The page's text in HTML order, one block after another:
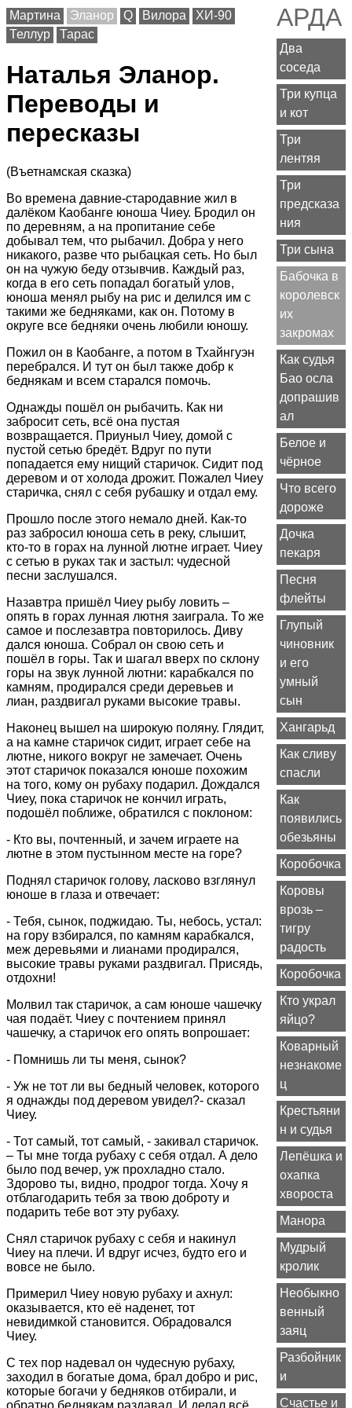
АРДА
Два
соседа
Три купца
и кот
Три
лентяя
Три
предсказа
ния
Три сына
Бабочка в
королевск
их
закромах
Как судья
Бао осла
допрашив
ал
Белое и
чёрное
Что всего
дороже
Дочка
пекаря
Песня
флейты
Глупый
чиновник
и его
умный
сын
Хангарьд
Как сливу
спасли
Как
появились
обезьяны
Коробочка
Коровы
врозь –
тигру
радость
Коробочка
Кто украл
яйцо?
Коварный
незнакоме
ц
Крестьяни
н и судья
Лепёшка и
охапка
хвороста
Манора
Мудрый
кролик
Необыкно
венный
заяц
Разбойник
и
Счастье и
Мартина Эланор Q Вилора
ХИ-90
Теллур
Тарас
Наталья Эланор.
Переводы и
пересказы
(Въетнамская сказка)
Во времена давние-стародавние жил в
далёком Каобанге юноша Чиеу. Бродил он
по деревням, а на пропитание себе
добывал тем, что рыбачил. Добра у него
никакого, разве что рыбацкая сеть. Но был
он на чужую беду отзывчив. Каждый раз,
когда в его сеть попадал богатый улов,
юноша менял рыбу на рис и делился им с
такими же бедняками, как он. Потому в
округе все бедняки очень любили юношу.
Пожил он в Каобанге, а потом в Тхайнгуэн
перебрался. И тут он был также добр к
беднякам и всем старался помочь.
Однажды пошёл он рыбачить. Как ни
забросит сеть, всё она пустая
возвращается. Приуныл Чиеу, домой с
пустой сетью бредёт. Вдруг по пути
попадается ему нищий старичок. Сидит под
деревом и от холода дрожит. Пожалел Чиеу
старичка, снял с себя рубашку и отдал ему.
Прошло после этого немало дней. Как-то
раз забросил юноша сеть в реку, слышит,
кто-то в горах на лунной лютне играет. Чиеу
с сетью в руках так и застыл: чудесной
песни заслушался.
Назавтра пришёл Чиеу рыбу ловить –
опять в горах лунная лютня заиграла. То же
самое и послезавтра повторилось. Диву
дался юноша. Собрал он свою сеть и
пошёл в горы. Так и шагал вверх по склону
горы на звук лунной лютни: карабкался по
камням, продирался среди деревьев и
лиан, раздвигал руками высокие травы.
Наконец вышел на широкую поляну. Глядит,
а на камне старичок сидит, играет себе на
лютне, никого вокруг не замечает. Очень
этот старичок показался юноше похожим
на того, кому он рубаху подарил. Дождался
Чиеу, пока старичок не кончил играть,
подошёл поближе, обратился с поклоном:
- Кто вы, почтенный, и зачем играете на
лютне в этом пустынном месте на горе?
Поднял старичок голову, ласково взглянул
юноше в глаза и отвечает:
- Тебя, сынок, поджидаю. Ты, небось, устал:
на гору взбирался, по камням карабкался,
меж деревьями и лианами продирался,
высокие травы руками раздвигал. Присядь,
отдохни!
Молвил так старичок, а сам юноше чашечку
чая подаёт. Чиеу с почтением принял
чашечку, а старичок его опять вопрошает:
- Помнишь ли ты меня, сынок?
- Уж не тот ли вы бедный человек, которого
я однажды под деревом увидел?- сказал
Чиеу.
- Тот самый, тот самый, - закивал старичок.
– Ты мне тогда рубаху с себя отдал. А дело
было под вечер, уж прохладно стало.
Здорово ты, видно, продрог тогда. Хочу я
отблагодарить тебя за твою доброту и
подарить тебе вот эту рубаху.
Снял старичок рубаху с себя и накинул
Чиеу на плечи. И вдруг исчез, будто его и
вовсе не было.
Примерил Чиеу новую рубаху и ахнул:
оказывается, кто её наденет, тот
невидимкой становится. Обрадовался
Чиеу.
С тех пор надевал он чудесную рубаху,
заходил в богатые дома, брал добро и рис,
которые богачи у бедняков отбирали, и
обратно беднякам раздавал. И делал всё